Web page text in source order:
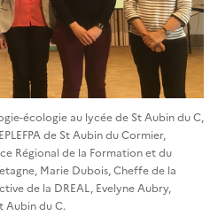
écologie au lycée de St Aubin du C,
de St Aubin du Cormier,
Régional de la Formation et du
Marie Dubois, Cheffe de la
de la DREAL, Evelyne Aubry,
Aubin du C.